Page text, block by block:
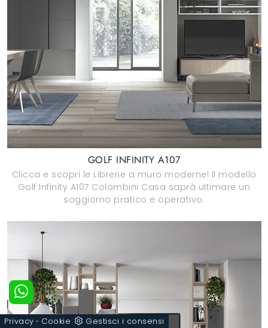
GOLF INFINITY A107
Clicca e scopri le Librerie a muro moderne! Il modello
Golf Infinity A107 Colombini Casa saprà ultimare un
soggiorno pratico e operativo.
Privacy - Cookie Gestisci i consensi